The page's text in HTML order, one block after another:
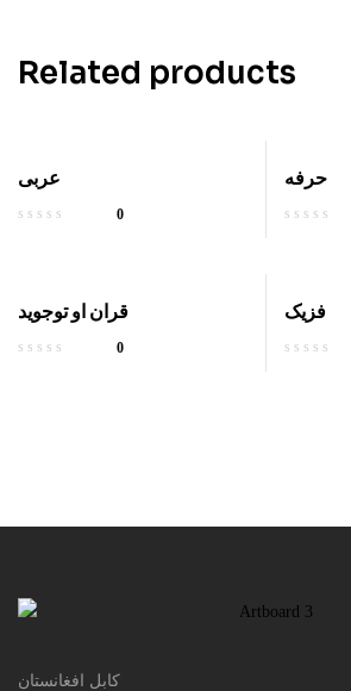
Related products
عربی
0
حرفه
قران او توجوید
0
فزیک
کابل افغانستان